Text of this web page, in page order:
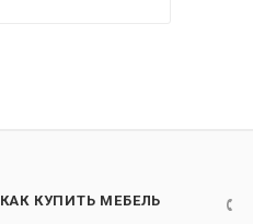
КАК КУПИТЬ МЕБЕЛЬ